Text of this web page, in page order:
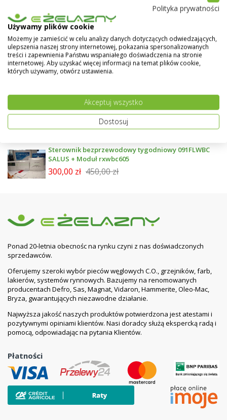
Wymiennik NIBE z dwiema wężownicami
emailowany 300 l - BA-ST 9030-2FE
4 299,00 zł 4 999,00 zł
Kocioł Ogniwo BIO 8 kw - 5 Klasa, Ecodesign
6 699,00 zł 7 500,00 zł
PLUM Moduł B ver. RTD ecoMAX800S2
800,00 zł 1 120,00 zł
Sterownik bezprzewodowy tygodniowy 091FLWBC
SALUS + Moduł rxwbc605
300,00 zł 450,00 zł
Ponad 20-letnia obecnośc na rynku czyni z nas doświadczonych
sprzedawców.
Oferujemy szeroki wybór pieców węglowych C.O., grzejników, farb,
lakierów, systemów rynnowych. Bazujemy na renomowanych
producentach Defro, Sas, Magnat, Vidaron, Hammerite, Oleo-Mac,
Bryza, gwarantujących niezawodne działanie.
Najwyższa jakość naszych produktów potwierdzona jest atestami i
pozytywnymi opiniami klientów. Nasi doradcy służą ekspercką radą i
pomocą, odpowiadając na pytania Klientów.
Płatności
Polityka prywatności
Używamy plików cookie
Możemy je zamieścić w celu analizy danych dotyczących odwiedzających,
ulepszenia naszej strony internetowej, pokazania spersonalizowanych
treści i zapewnienia Państwu wspaniałego doświadczenia na stronie
internetowej. Aby uzyskać więcej informacji na temat plików cookie,
których używamy, otwórz ustawienia.
Akceptuj wszystko
Dostosuj